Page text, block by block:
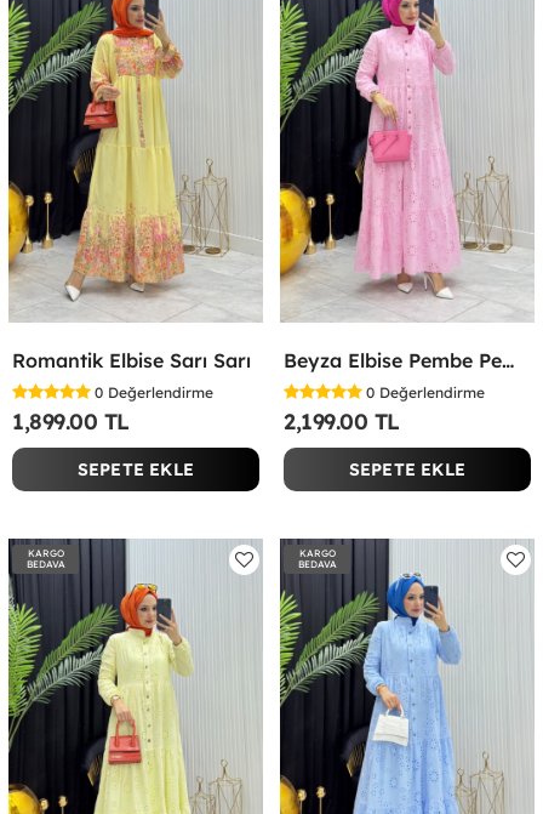
Romantik Elbise Sarı Sarı
0 Değerlendirme
1,899.00 TL
SEPETE EKLE
Beyza Elbise Pembe Pembe
0 Değerlendirme
2,199.00 TL
SEPETE EKLE
KARGO
BEDAVA
KARGO
BEDAVA